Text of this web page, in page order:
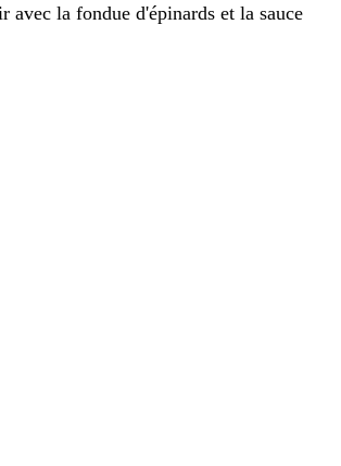
avec la fondue d'épinards et la sauce